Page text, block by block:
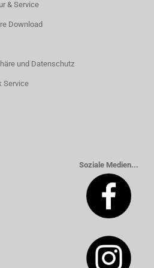
& Service
Download
und Datenschutz
Service
Soziale Medien...